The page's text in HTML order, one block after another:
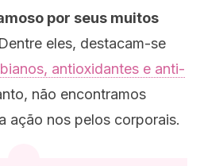
por seus muitos
eles, destacam-se
antioxidantes e anti-
não encontramos
ação nos pelos corporais.